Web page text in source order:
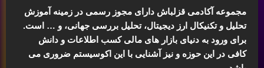
مجموعه آکادمی قزلباش دارای مجوز رسمی در زمینه آموزش
تحلیل و تکنیکال ارز دیجیتال، تحلیل بررسی جهانی، و … است.
برای ورود به دنیای بازار های مالی کسب اطلاعات و دانش
کافی در این حوزه و نیز آشنایی با این اکوسیستم ضروری می